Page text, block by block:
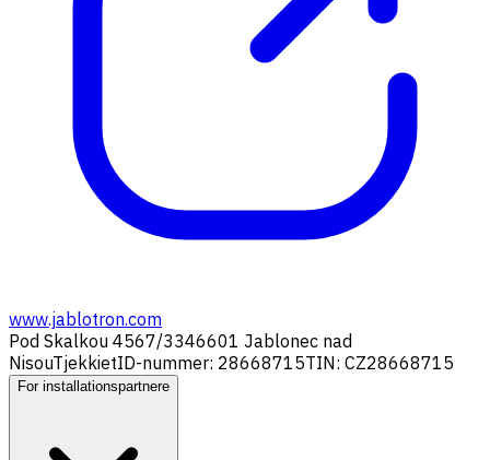
www.jablotron.com
Pod Skalkou 4567/3346601 Jablonec nad
NisouTjekkietID-nummer: 28668715TIN: CZ28668715
For installationspartnere